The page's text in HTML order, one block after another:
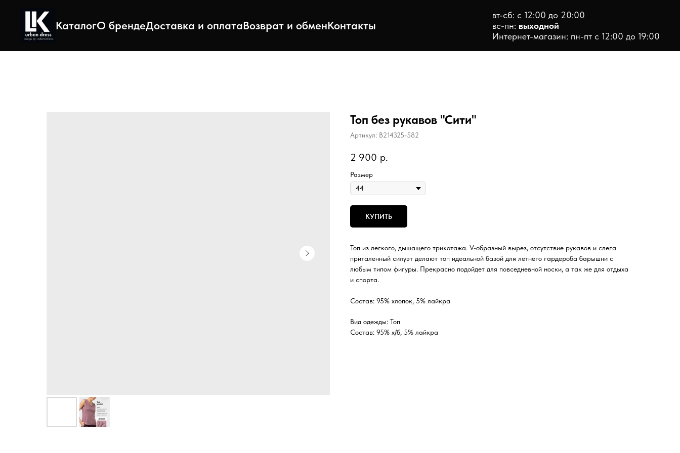
КаталогО брендеДоставка и оплатаВозврат и обменКонтакты
вт-сб: с 12:00 до 20:00
вс-пн: выходной
Интернет-магазин: пн-пт с 12:00 до 19:00
Топ без рукавов "Сити"
Артикул: B214325-582
2 900 р.
Размер
КУПИТЬ
Топ из легкого, дышащего трикотажа. V-образный вырез, отсутствие рукавов и слега
приталенный силуэт делают топ идеальной базой для летнего гардероба барышни с
любым типом фигуры. Прекрасно подойдет для повседневной носки, а так же для отдыха
и спорта.
Состав: 95% хлопок, 5% лайкра
Вид одежды: Топ
Состав: 95% х/б, 5% лайкра